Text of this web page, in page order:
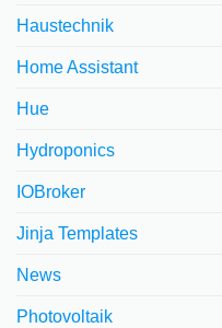
Haustechnik
Home Assistant
Hue
Hydroponics
IOBroker
Jinja Templates
News
Photovoltaik